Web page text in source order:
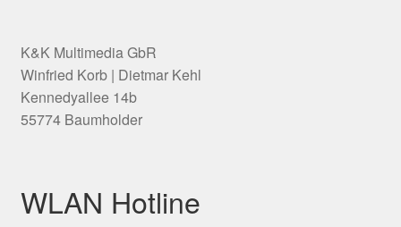
K&K Multimedia GbR
Winfried Korb | Dietmar Kehl
Kennedyallee 14b
55774 Baumholder
WLAN Hotline